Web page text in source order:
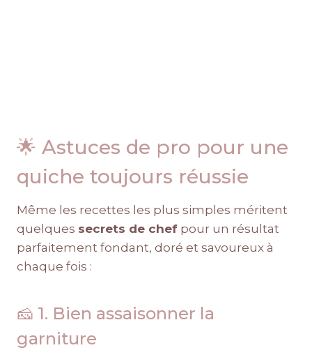
🌟 Astuces de pro pour une
quiche toujours réussie
Même les recettes les plus simples méritent
quelques secrets de chef pour un résultat
parfaitement fondant, doré et savoureux à
chaque fois :
🧀 1. Bien assaisonner la
garniture